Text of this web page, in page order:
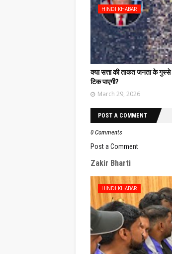
HINDI KHABAR
क्या सत्ता की ताकत जनता के
टिक पाएगी?
March 29, 2026
POST A COMMENT
0 Comments
Post a Comment
Zakir Bharti
HINDI KHABAR